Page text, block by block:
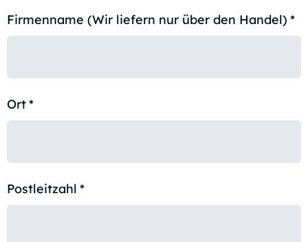
Firmenname (Wir liefern nur über den Handel) *
Ort*
Postleitzahl *